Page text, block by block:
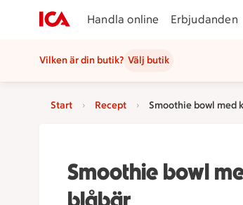
Handla online Erbjudanden
Vilken är din butik? Välj butik
Start Recept Smoothie bowl med
Smoothie bowl